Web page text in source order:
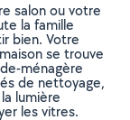
salon ou votre
la famille
bien. Votre
se trouve
ménagère
de nettoyage,
lumière
les vitres.